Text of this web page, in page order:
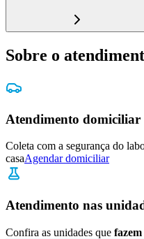
Sobre o
Atendimento domiciliar
Coleta com a segurança do
casaAgendar domiciliar
Atendimento nas
Confira as unidades que fazem